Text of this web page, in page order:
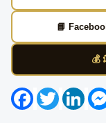
📘
💰
FacebookTwitter